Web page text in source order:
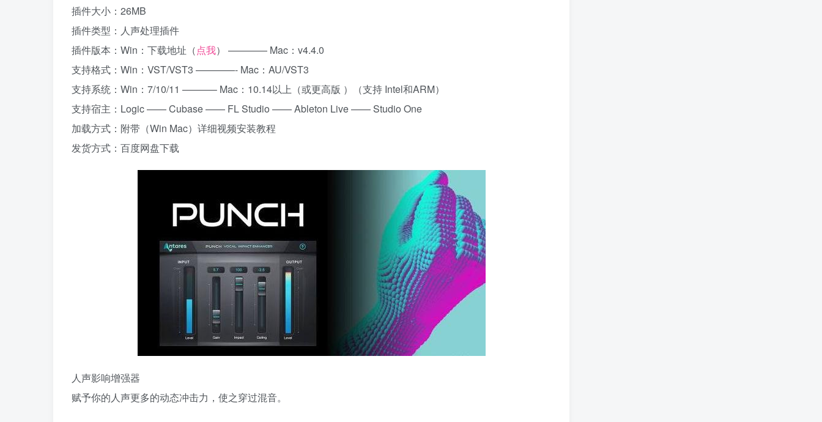
插件大小：26MB
插件类型：人声处理插件
插件版本：Win：下载地址（点我） ———— Mac：v4.4.0
支持格式：Win：VST/VST3 ————- Mac：AU/VST3
支持系统：Win：7/10/11 ———– Mac：10.14以上（或更高版 ）（支持 Intel和ARM）
支持宿主：Logic —— Cubase —— FL Studio —— Ableton Live —— Studio One
加载方式：附带（Win Mac）详细视频安装教程
发货方式：百度网盘下载
人声影响增强器
赋予你的人声更多的动态冲击力，使之穿过混音。